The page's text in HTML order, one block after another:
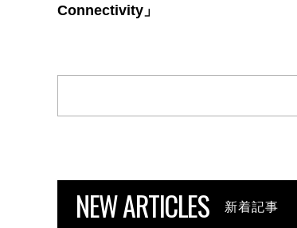
Connectivity」
NEW ARTICLES 新着記事